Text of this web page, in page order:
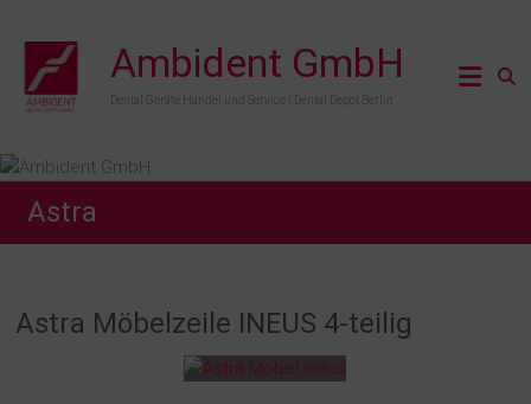
Inhalt
springen
Ambident GmbH
Dental Geräte Handel und Service | Dental Depot Berlin
Astra
Astra Möbelzeile INEUS 4-teilig